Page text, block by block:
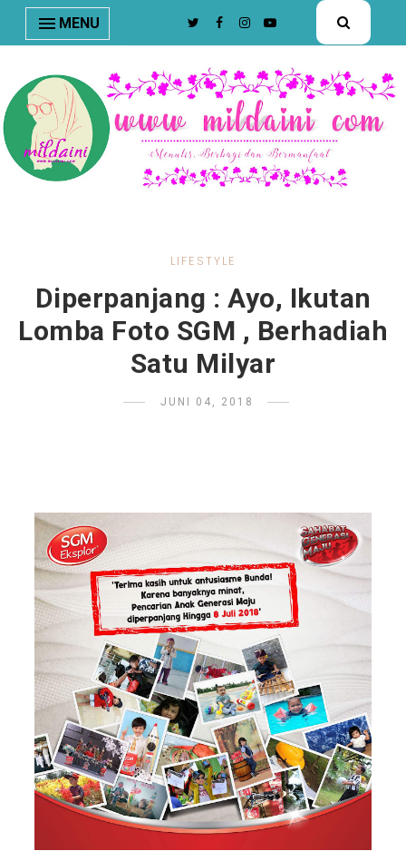
nav#menunav { border-bottom: 1px solid #e8e8e8; }
MENU
LIFESTYLE
Diperpanjang : Ayo, Ikutan
Lomba Foto SGM , Berhadiah
Satu Milyar
JUNI 04, 2018